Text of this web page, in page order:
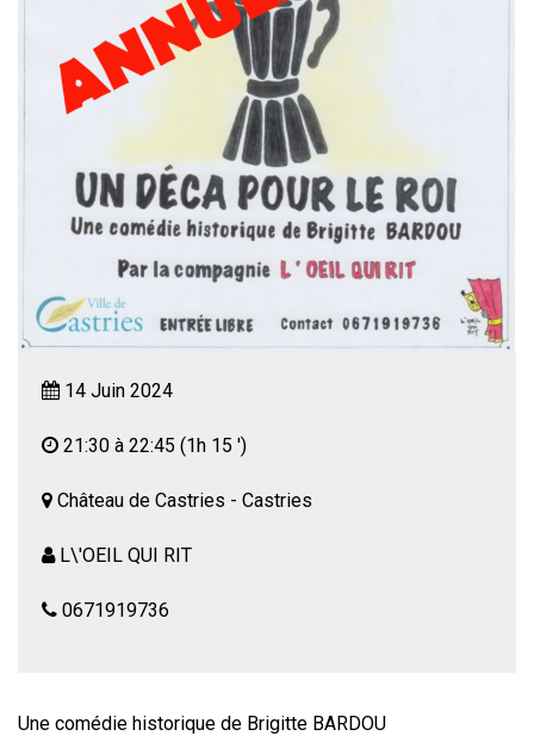
14 Juin 2024
21:30 à 22:45 (1h 15 ')
Château de Castries - Castries
L\'OEIL QUI RIT
0671919736
Une comédie historique de Brigitte BARDOU